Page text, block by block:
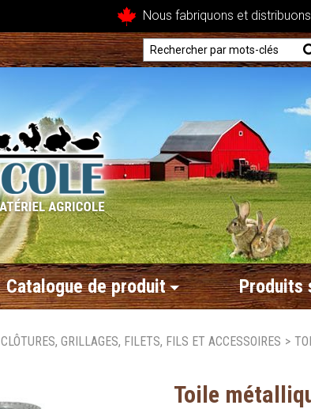
Nous fabriquons et
Catalogue de produit Produits
CLÔTURES, GRILLAGES, FILETS, FILS ET ACCESSOIRES >
Toile